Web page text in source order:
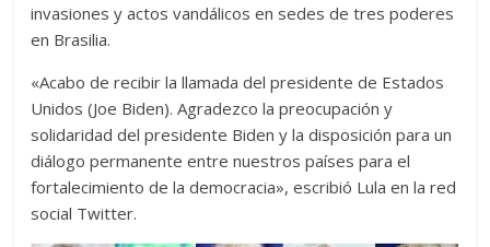
invasiones y actos vandálicos en sedes de tres poderes
en Brasilia.
«Acabo de recibir la llamada del presidente de Estados
Unidos (Joe Biden). Agradezco la preocupación y
solidaridad del presidente Biden y la disposición para un
diálogo permanente entre nuestros países para el
fortalecimiento de la democracia», escribió Lula en la red
social Twitter.